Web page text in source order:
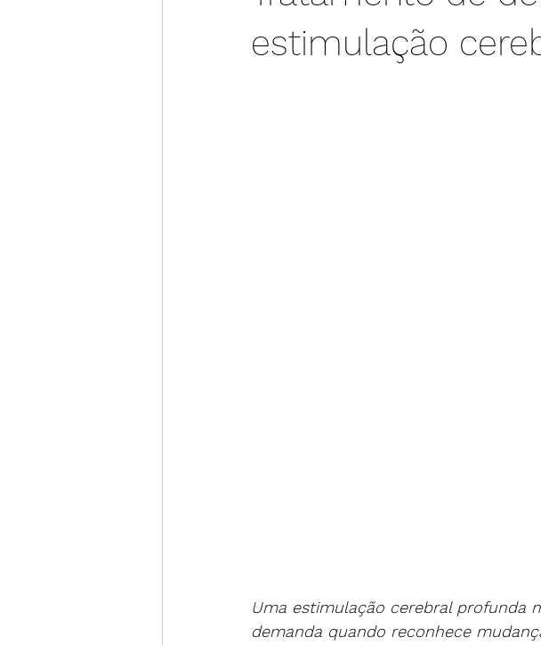
estimulação
Uma estimulação cerebral profunda
demanda quando reconhece